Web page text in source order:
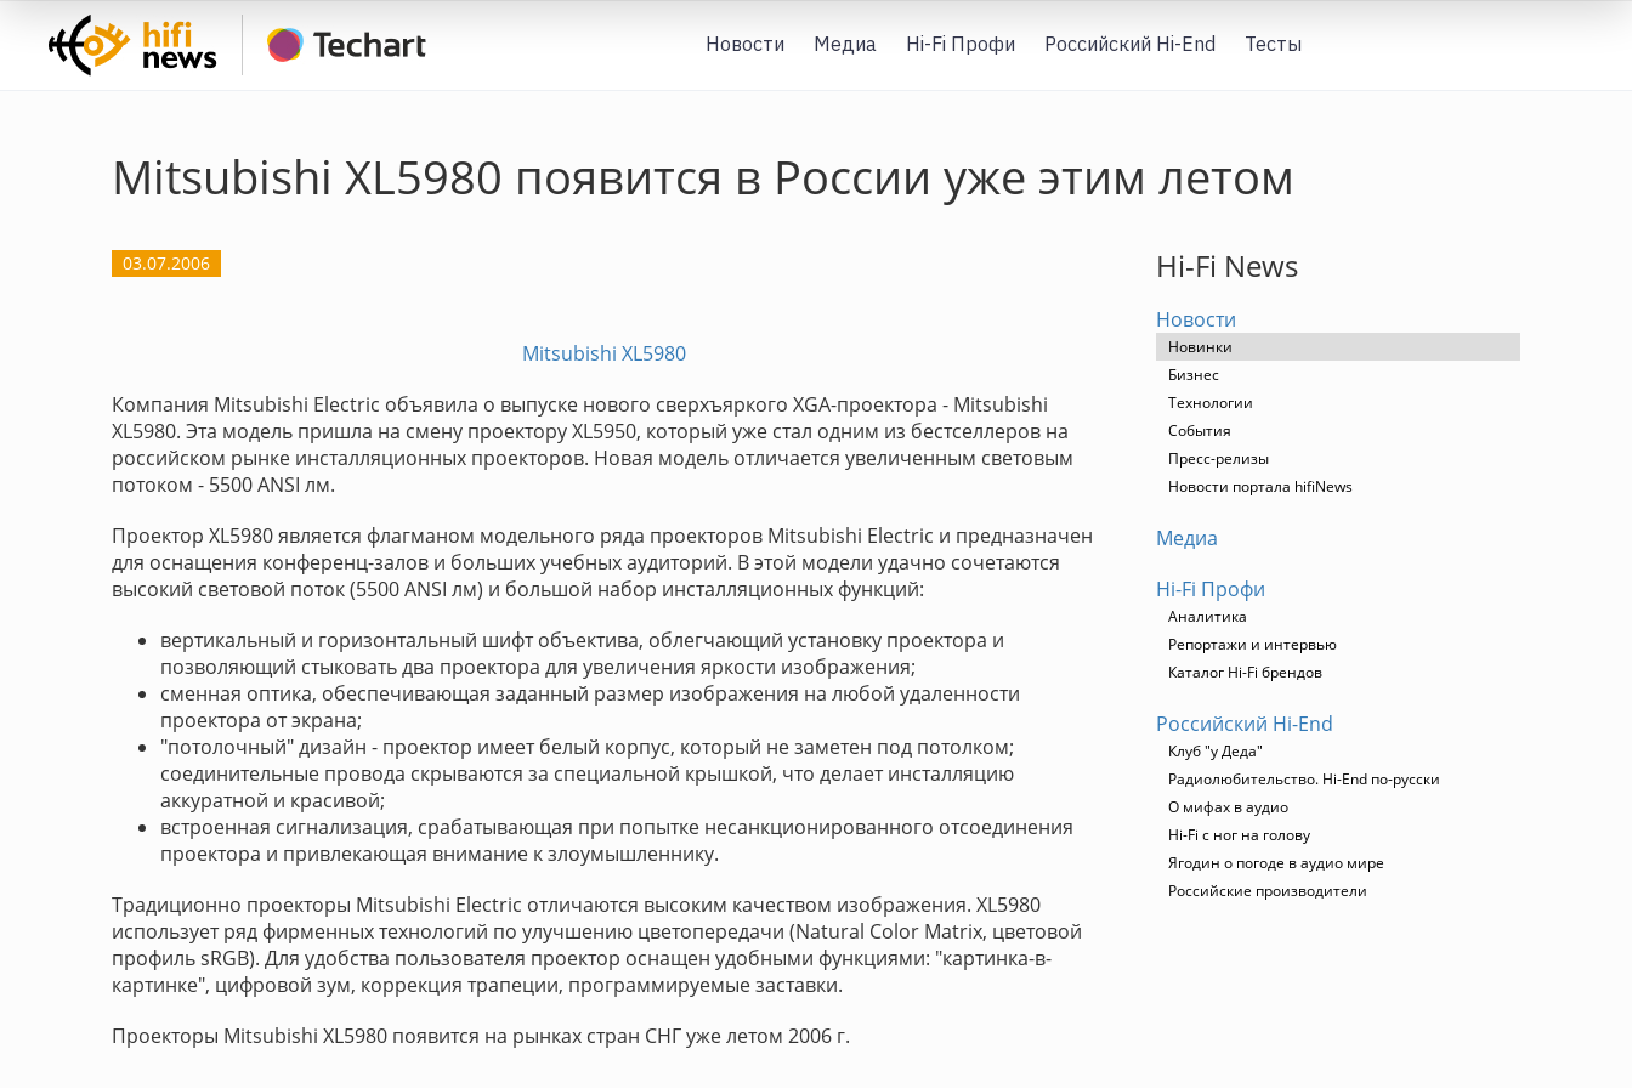
Новости Медиа Hi-Fi Профи Российский Hi-End Тесты
Mitsubishi XL5980 появится в России уже этим летом
03.07.2006
Mitsubishi XL5980
Компания Mitsubishi Electric объявила о выпуске нового сверхъяркого XGA-проектора - Mitsubishi
XL5980. Эта модель пришла на смену проектору XL5950, который уже стал одним из бестселлеров на
российском рынке инсталляционных проекторов. Новая модель отличается увеличенным световым
потоком - 5500 ANSI лм.
Проектор XL5980 является флагманом модельного ряда проекторов Mitsubishi Electric и предназначен
для оснащения конференц-залов и больших учебных аудиторий. В этой модели удачно сочетаются
высокий световой поток (5500 ANSI лм) и большой набор инсталляционных функций:
вертикальный и горизонтальный шифт объектива, облегчающий установку проектора и
позволяющий стыковать два проектора для увеличения яркости изображения;
сменная оптика, обеспечивающая заданный размер изображения на любой удаленности
проектора от экрана;
"потолочный" дизайн - проектор имеет белый корпус, который не заметен под потолком;
соединительные провода скрываются за специальной крышкой, что делает инсталляцию
аккуратной и красивой;
встроенная сигнализация, срабатывающая при попытке несанкционированного отсоединения
проектора и привлекающая внимание к злоумышленнику.
Традиционно проекторы Mitsubishi Electric отличаются высоким качеством изображения. XL5980
использует ряд фирменных технологий по улучшению цветопередачи (Natural Color Matrix, цветовой
профиль sRGB). Для удобства пользователя проектор оснащен удобными функциями: "картинка-в-
картинке", цифровой зум, коррекция трапеции, программируемые заставки.
Проекторы Mitsubishi XL5980 появится на рынках стран СНГ уже летом 2006 г.
Hi-Fi News
Новости
Новинки
Бизнес
Технологии
События
Пресс-релизы
Новости портала hifiNews
Медиа
Hi-Fi Профи
Аналитика
Репортажи и интервью
Каталог Hi-Fi брендов
Российский Hi-End
Клуб "у Деда"
Радиолюбительство. Hi-End по-русски
О мифах в аудио
Hi-Fi с ног на голову
Ягодин о погоде в аудио мире
Российские производители